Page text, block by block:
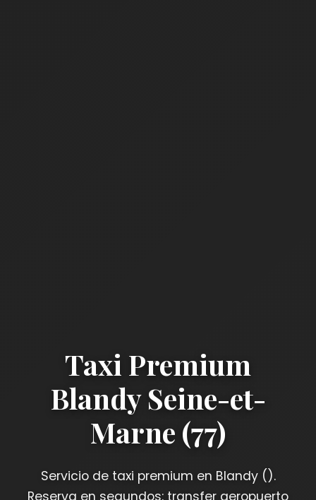
Taxi Premium
Blandy Seine-et-
Marne (77)
Servicio de taxi premium en Blandy ().
Reserva en segundos: transfer aeropuerto